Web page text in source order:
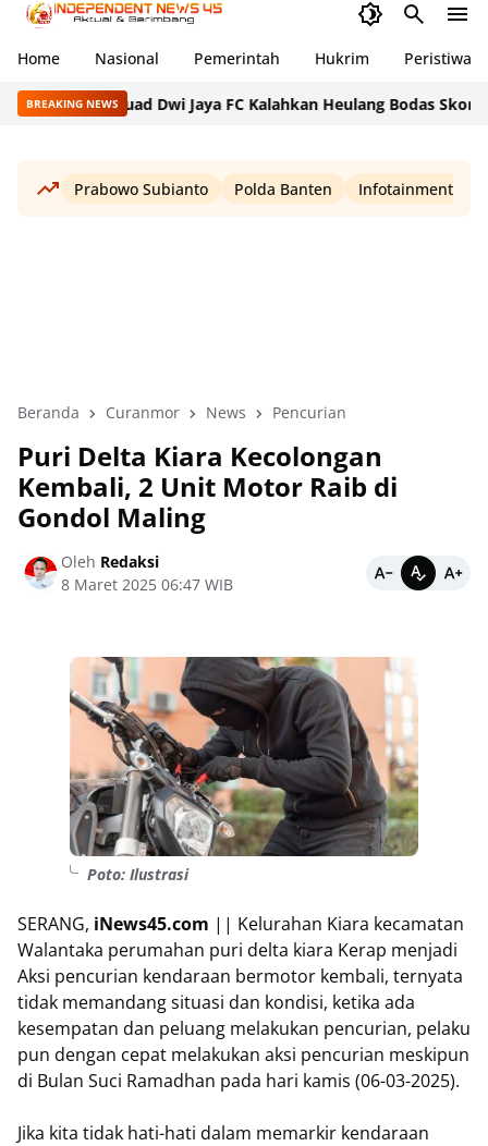
Home Nasional Pemerintah Hukrim Peristiwa
BREAKING NEWS
Squad Dwi Jaya FC Kalahkan Heulang Bodas Skor 2-1 di
Prabowo Subianto Polda Banten Infotainment
Beranda Curanmor News Pencurian
Puri Delta Kiara Kecolongan
Kembali, 2 Unit Motor Raib di
Gondol Maling
Oleh Redaksi
8 Maret 2025 06:47 WIB
Poto: Ilustrasi
SERANG, iNews45.com || Kelurahan Kiara kecamatan
Walantaka perumahan puri delta kiara Kerap menjadi
Aksi pencurian kendaraan bermotor kembali, ternyata
tidak memandang situasi dan kondisi, ketika ada
kesempatan dan peluang melakukan pencurian, pelaku
pun dengan cepat melakukan aksi pencurian meskipun
di Bulan Suci Ramadhan pada hari kamis (06-03-2025).
Jika kita tidak hati-hati dalam memarkir kendaraan